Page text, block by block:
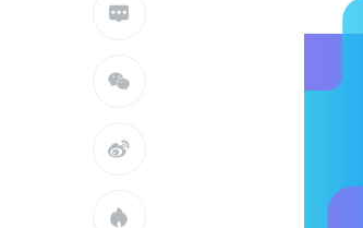



